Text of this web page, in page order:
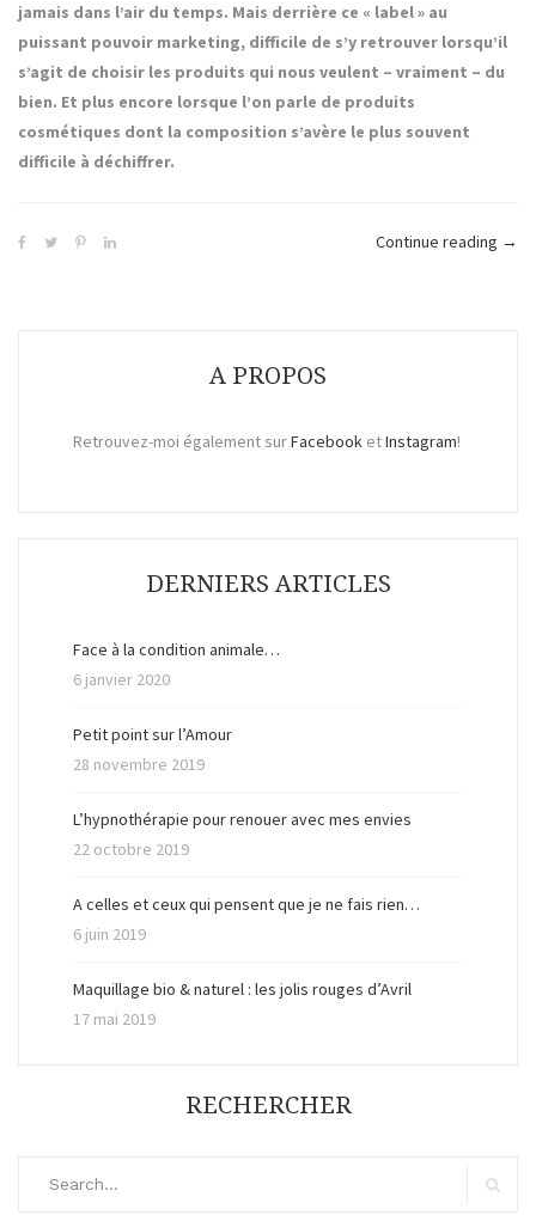
jamais dans l’air du temps. Mais derrière ce « label » au
puissant pouvoir marketing, difficile de s’y retrouver lorsqu’il
s’agit de choisir les produits qui nous veulent – vraiment – du
bien. Et plus encore lorsque l’on parle de produits
cosmétiques dont la composition s’avère le plus souvent
difficile à déchiffrer.
Continue reading «
→
A PROPOS
Retrouvez-moi également surFacebook etInstagram!
DERNIERS ARTICLES
Face à la condition animale…
6 janvier 2020
Petit point sur l’Amour
28 novembre 2019
L’hypnothérapie pour renouer avec mes envies
22 octobre 2019
A celles et ceux qui pensent que je ne fais rien…
6 juin 2019
Maquillage bio & naturel : les jolis rouges d’Avril
17 mai 2019
RECHERCHER